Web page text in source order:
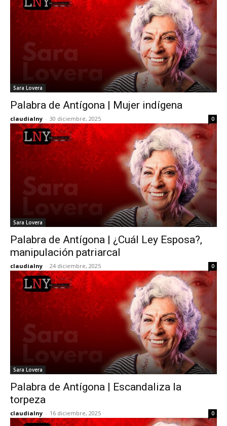
Sara Lovera
Palabra de Antígona | Mujer indígena
claudialny - 30 diciembre, 2025 0
Sara Lovera
Palabra de Antígona | ¿Cuál Ley Esposa?,
manipulación patriarcal
claudialny - 24 diciembre, 2025 0
Sara Lovera
Palabra de Antígona | Escandaliza la
torpeza
claudialny - 16 diciembre, 2025 0